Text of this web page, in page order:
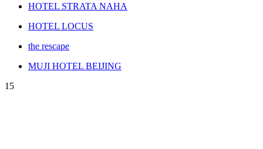
HOTEL STRATA NAHA
HOTEL LOCUS
the rescape
MUJI HOTEL BEIJING
15